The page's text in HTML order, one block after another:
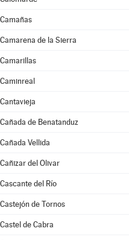
Camañas
Camarena de la Sierra
Camarillas
Caminreal
Cantavieja
Cañada de Benatanduz
Cañada Vellida
Cañizar del Olivar
Cascante del Río
Castejón de Tornos
Castel de Cabra